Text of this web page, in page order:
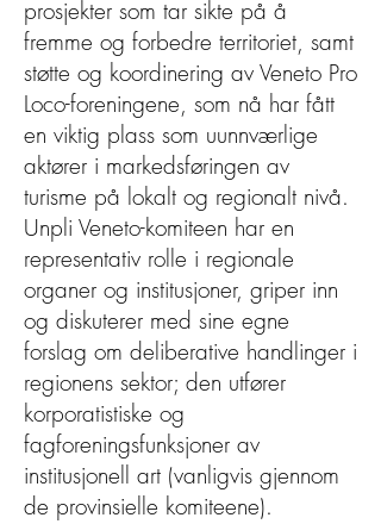
prosjekter som tar sikte på å
fremme og forbedre territoriet, samt
støtte og koordinering av Veneto Pro
Loco-foreningene, som nå har fått
en viktig plass som uunnværlige
aktører i markedsføringen av
turisme på lokalt og regionalt nivå.
Unpli Veneto-komiteen har en
representativ rolle i regionale
organer og institusjoner, griper inn
og diskuterer med sine egne
forslag om deliberative handlinger i
regionens sektor; den utfører
korporatistiske og
fagforeningsfunksjoner av
institusjonell art (vanligvis gjennom
de provinsielle komiteene).